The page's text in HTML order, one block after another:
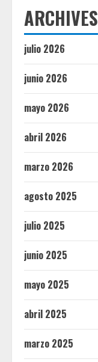
ARCHIVES
julio 2026
junio 2026
mayo 2026
abril 2026
marzo 2026
agosto 2025
julio 2025
junio 2025
mayo 2025
abril 2025
marzo 2025